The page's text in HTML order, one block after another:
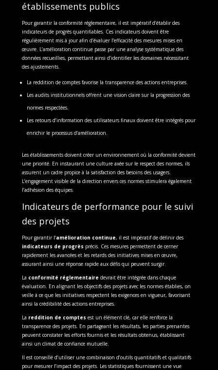
établissements publics
Pour garantir la conformité réglementaire, il est impératif d’établir des
indicateurs de progrès quantifiables. Ces indicateurs doivent être
régulièrement mis à jour afin d’évaluer l’efficacité des mesures mises en
œuvre. L’amélioration continue passe par une analyse systématique des
données recueillies, permettant ainsi d’identifier les domaines nécessitant
des ajustements.
La reddition de comptes favorise la transparence des actions entreprises.
Les audits institutionnels offrent une vision claire sur la progression des
normes respectées.
Les retours d’information des utilisateurs finaux doivent être intégrés pour
enrichir le processus d’amélioration.
Les établissements doivent créer un environnement où la conformité devient
une priorité. En instaurant une culture axée sur le respect des normes, ils
assurent un cadre propice à la satisfaction des besoins des usagers.
L’engagement visible de la direction envers ces normes stimulera également
l’adhésion des équipes.
Indicateurs de performance pour le suivi
des projets
Pour garantir l’amélioration continue, il est impératif de définir des
indicateurs de progrès précis. Ces mesures permettent de cerner
rapidement les avancées et les retards des initiatives mises en œuvre,
assurant ainsi une réponse rapide aux défis qui peuvent surgir.
La conformité réglementaire devrait être intégrée dans chaque
évaluation. En alignant les objectifs des projets avec les normes établies, on
veille à ce que les initiatives respectent les exigences en vigueur, favorisant
ainsi la crédibilité des actions entreprises.
La reddition de comptes est un élément clé, car elle renforce la
transparence des projets. En partageant les résultats, les parties prenantes
peuvent constater les efforts fournis et les résultats obtenus, établissant
ainsi un climat de confiance mutuelle.
Il est conseillé d’utiliser une combinaison d’outils quantitatifs et qualitatifs
pour mesurer l’impact des projets. Les statistiques fournissent une vue